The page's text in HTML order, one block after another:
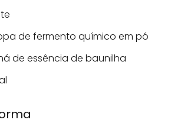
de fermento químico em pó
de essência de baunilha